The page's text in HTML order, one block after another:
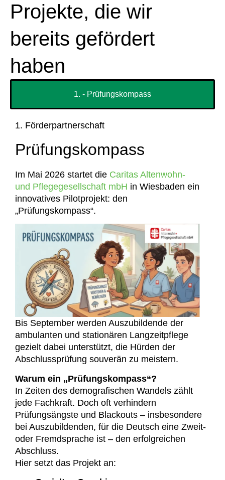
Projekte, die wir
bereits gefördert
haben
1. - Prüfungskompass
1. Förderpartnerschaft
Prüfungskompass
Im Mai 2026 startet die Caritas Altenwohn-
und Pflegegesellschaft mbH in Wiesbaden ein
innovatives Pilotprojekt: den
„Prüfungskompass“.
Bis September werden Auszubildende der
ambulanten und stationären Langzeitpflege
gezielt dabei unterstützt, die Hürden der
Abschlussprüfung souverän zu meistern.
Warum ein „Prüfungskompass“?
In Zeiten des demografischen Wandels zählt
jede Fachkraft. Doch oft verhindern
Prüfungsängste und Blackouts – insbesondere
bei Auszubildenden, für die Deutsch eine Zweit-
oder Fremdsprache ist – den erfolgreichen
Abschluss.
Hier setzt das Projekt an: